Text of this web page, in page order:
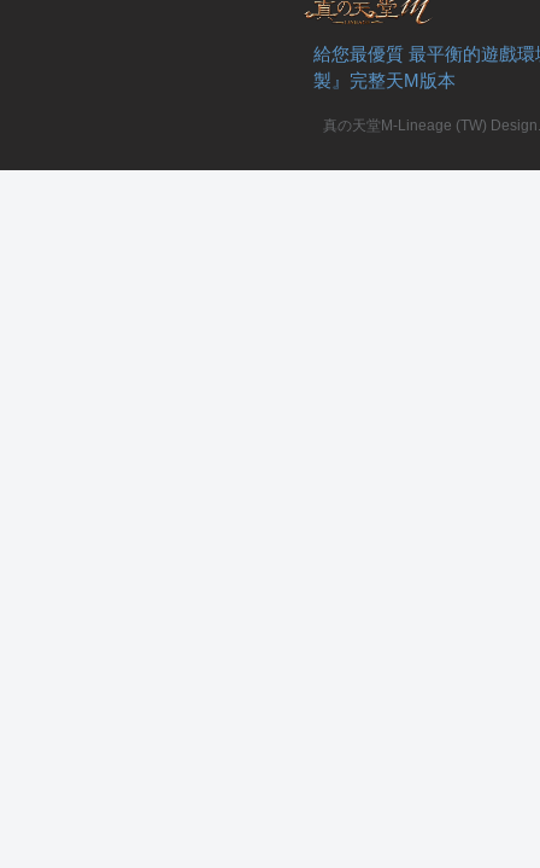
給您最優質 最平衡的遊戲
製』完整天M版本
真の天堂M-Lineage (TW)